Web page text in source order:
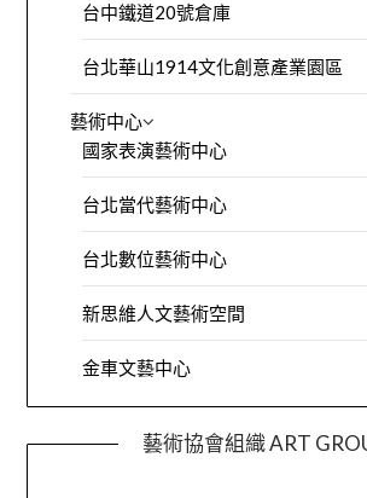
台中鐵道20號倉庫
台北華山1914文化創意產業園區
藝術中心
國家表演藝術中心
台北當代藝術中心
台北數位藝術中心
新思維人文藝術空間
金車文藝中心
藝術協會組織 ART